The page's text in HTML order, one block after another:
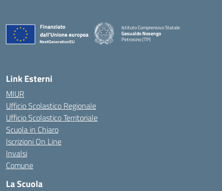
Istituto Comprensivo Statale
Gesualdo Nosengo
Petrosino (TP)
Link Esterni
MIUR
Ufficio Scolastico Regionale
Ufficio Scolastico Territoriale
Scuola in Chiaro
Iscrizioni On Line
Invalsi
Comune
La Scuola